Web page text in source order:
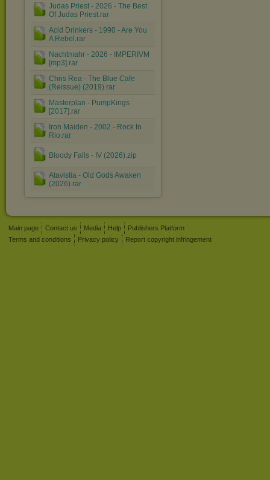
Judas Priest - 2026 - The Best
Of Judas Priest.rar
Acid Drinkers - 1990 - Are You
A Rebel.rar
Nachtmahr - 2026 - IMPERIVM
[mp3].rar
Chris Rea - The Blue Cafe
(Reissue) (2019).rar
Masterplan - PumpKings
[2017].rar
Iron Maiden - 2002 - Rock In
Rio.rar
Bloody Falls - IV (2026).zip
Atavistia - Old Gods Awaken
(2026).rar
Main page Contact us Media Help
Publishers Platform
Terms and conditions
Privacy policy Report copyright infringement